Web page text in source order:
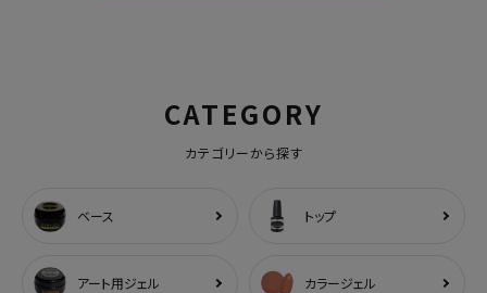
CATEGORY
カテゴリーから探す
ベース トップ
アート用ジェル カラージェル